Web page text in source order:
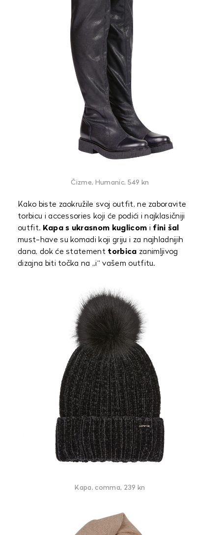
Čizme, Humanic, 549 kn
Kako biste zaokružile svoj outfit, ne zaboravite
torbicu i accessories koji će podići i najklasičniji
outfit. Kapa s ukrasnom kuglicom i fini šal
must-have su komadi koji griju i za najhladnijih
dana, dok će statement torbica zanimljivog
dizajna biti točka na „i“ vašem outfitu.
Kapa, comma, 239 kn